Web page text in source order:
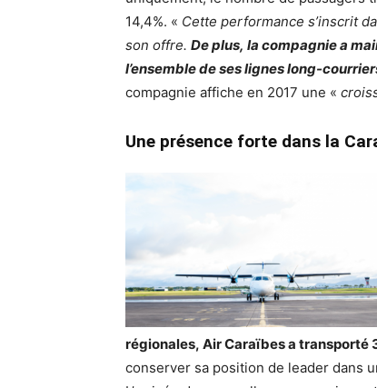
14,4%. « Cette performance s’inscrit
son offre. De plus, la compagnie a
l’ensemble de ses lignes long-
compagnie affiche en 2017 une «
Une présence forte dans la
régionales, Air Caraïbes a transporté
conserver sa position de leader dans